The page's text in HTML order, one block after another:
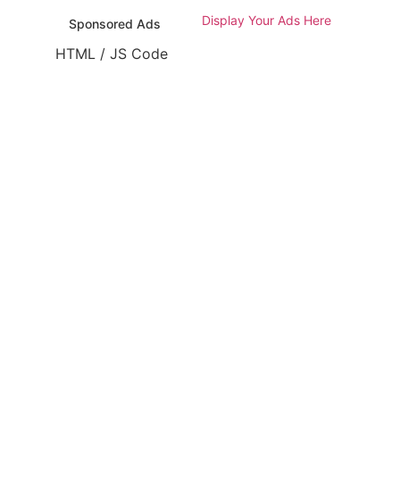
Sponsored Ads Display Your Ads Here
HTML / JS Code